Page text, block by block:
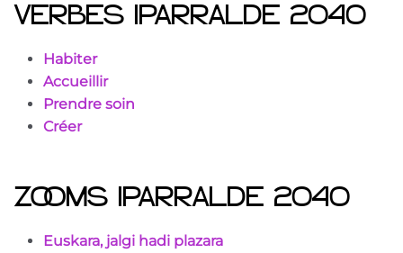
VERBES IPARRALDE 2040
Habiter
Accueillir
Prendre soin
Créer
ZOOMS IPARRALDE 2040
Euskara, jalgi hadi plazara